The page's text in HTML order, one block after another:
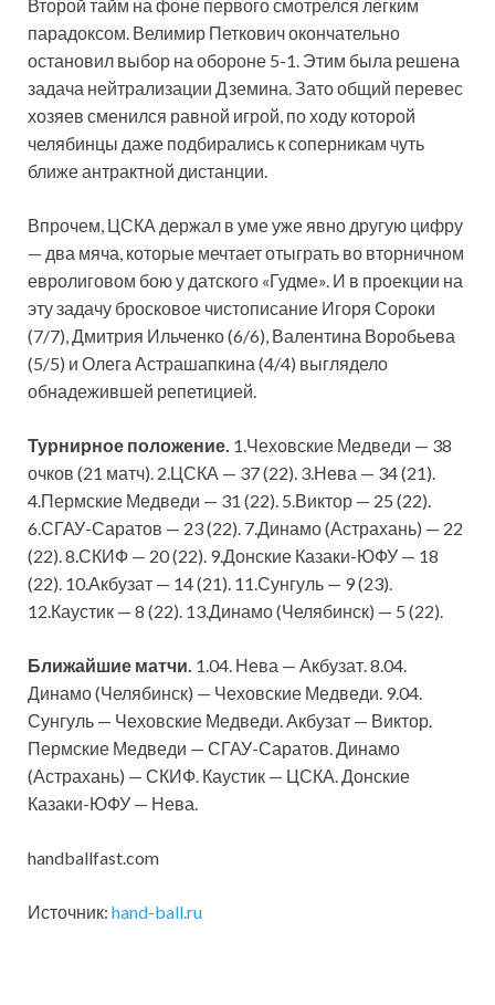
Второй тайм на фоне первого смотрелся легким
парадоксом. Велимир Петкович окончательно
остановил выбор на обороне 5-1. Этим была решена
задача нейтрализации Дземина. Зато общий перевес
хозяев сменился равной игрой, по ходу которой
челябинцы даже подбирались к соперникам чуть
ближе антрактной дистанции.
Впрочем, ЦСКА держал в уме уже явно другую цифру
— два мяча, которые мечтает отыграть во вторничном
евролиговом бою у датского «Гудме». И в проекции на
эту задачу бросковое чистописание Игоря Сороки
(7/7), Дмитрия Ильченко (6/6), Валентина Воробьева
(5/5) и Олега Астрашапкина (4/4) выглядело
обнадежившей репетицией.
Турнирное положение. 1.Чеховские Медведи — 38
очков (21 матч). 2.ЦСКА — 37 (22). 3.Нева — 34 (21).
4.Пермские Медведи — 31 (22). 5.Виктор — 25 (22).
6.СГАУ-Саратов — 23 (22). 7.Динамо (Астрахань) — 22
(22). 8.СКИФ — 20 (22). 9.Донские Казаки-ЮФУ — 18
(22). 10.Акбузат — 14 (21). 11.Сунгуль — 9 (23).
12.Каустик — 8 (22). 13.Динамо (Челябинск) — 5 (22).
Ближайшие матчи. 1.04. Нева — Акбузат. 8.04.
Динамо (Челябинск) — Чеховские Медведи. 9.04.
Сунгуль — Чеховские Медведи. Акбузат — Виктор.
Пермские Медведи — СГАУ-Саратов. Динамо
(Астрахань) — СКИФ. Каустик — ЦСКА. Донские
Казаки-ЮФУ — Нева.
handballfast.com
Источник: hand-ball.ru